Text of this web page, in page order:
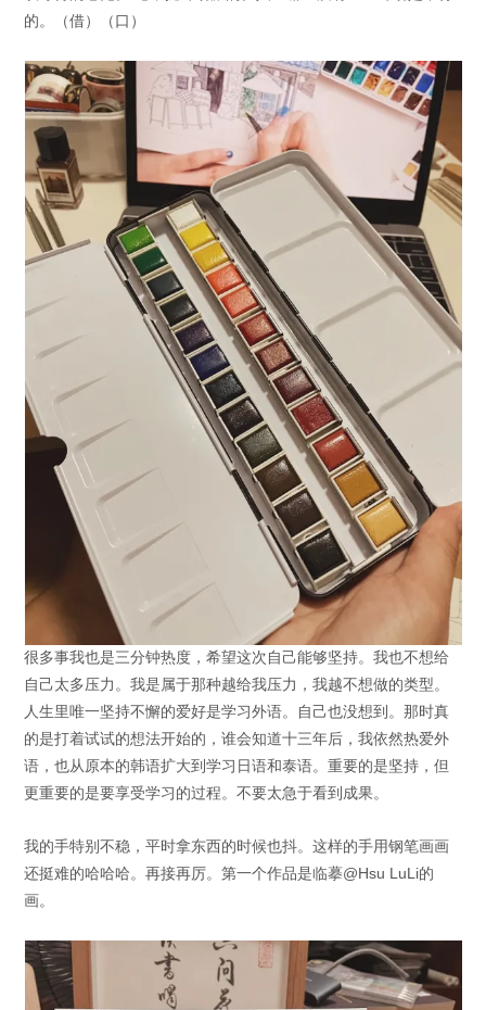
的。（借）（口）
很多事我也是三分钟热度，希望这次自己能够坚持。我也不想给
自己太多压力。我是属于那种越给我压力，我越不想做的类型。
人生里唯一坚持不懈的爱好是学习外语。自己也没想到。那时真
的是打着试试的想法开始的，谁会知道十三年后，我依然热爱外
语，也从原本的韩语扩大到学习日语和泰语。重要的是坚持，但
更重要的是要享受学习的过程。不要太急于看到成果。
我的手特别不稳，平时拿东西的时候也抖。这样的手用钢笔画画
还挺难的哈哈哈。再接再厉。第一个作品是临摹@Hsu LuLi的
画。